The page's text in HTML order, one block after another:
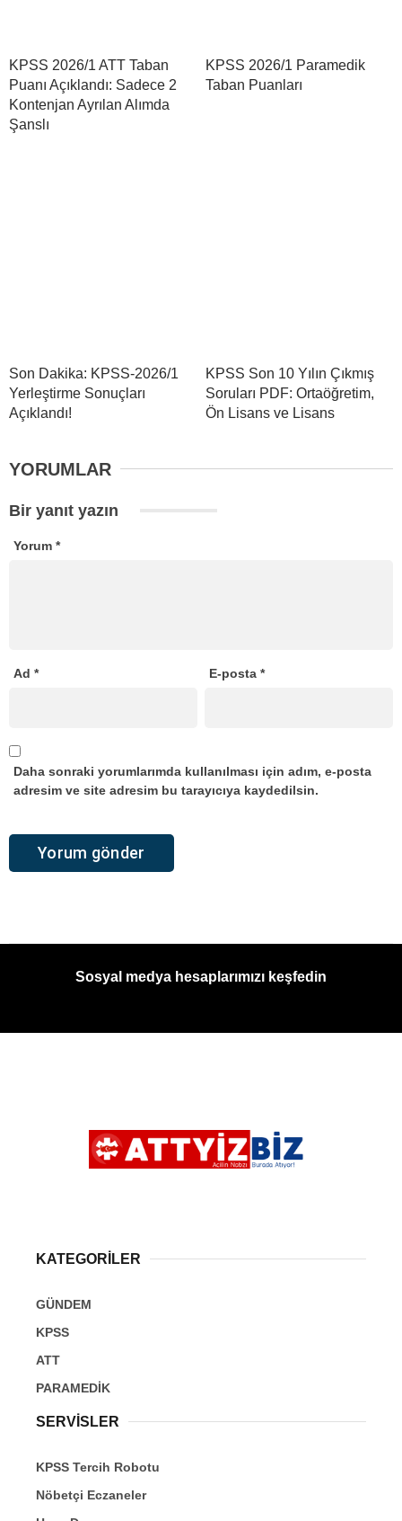
KPSS 2026/1 ATT Taban
Puanı Açıklandı: Sadece 2
Kontenjan Ayrılan Alımda
Şanslı
KPSS 2026/1 Paramedik
Taban Puanları
Son Dakika: KPSS-2026/1
Yerleştirme Sonuçları
Açıklandı!
KPSS Son 10 Yılın Çıkmış
Soruları PDF: Ortaöğretim,
Ön Lisans ve Lisans
YORUMLAR
Bir yanıt yazın
Yorum *
Ad * E-posta*
Daha sonraki yorumlarımda kullanılması için adım, e-posta
adresim ve site adresim bu tarayıcıya kaydedilsin.
Sosyal medya hesaplarımızı keşfedin
KATEGORİLER
GÜNDEM
KPSS
ATT
PARAMEDİK
SERVİSLER
KPSS Tercih Robotu
Nöbetçi Eczaneler